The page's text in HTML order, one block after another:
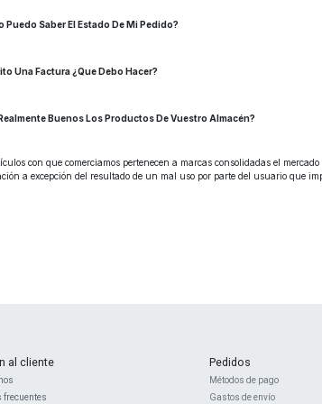
Puedo Saber El Estado De Mi Pedido?
Una Factura ¿Que Debo Hacer?
Buenos Los Productos De Vuestro Almacén?
con que comerciamos pertenecen a marcas consolidadas el
a excepción del resultado de un mal uso por parte del usuario que
Pedidos
Métodos de pago
Gastos de envío
al cliente
frecuentes